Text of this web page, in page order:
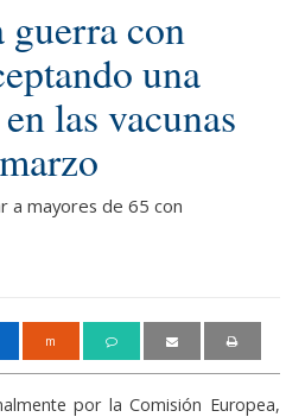
con
una
las vacunas
a mayores de 65 con
m
por la Comisión Europea,